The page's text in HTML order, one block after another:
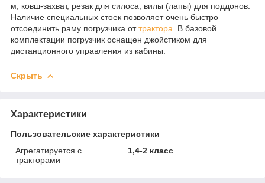
м, ковш-захват, резак для силоса, вилы (лапы) для поддонов.
Наличие специальных стоек позволяет очень быстро
отсоединить раму погрузчика оттрактора . В базовой
комплектации погрузчик оснащен джойстиком для
дистанционного управления из кабины.
Скрыть
Характеристики
Пользовательские характеристики
Агрегатируется с
тракторами
1,4-2 класс